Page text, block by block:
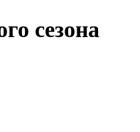
сезона